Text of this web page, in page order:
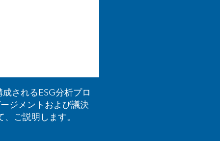
されるESG分析プロ
ジメントおよび議決
ご説明します。